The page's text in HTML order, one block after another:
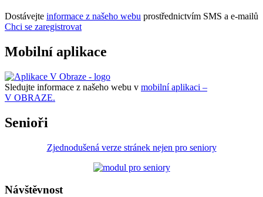
Dostávejte informace z našeho webu prostřednictvím SMS a e-mailů
Chci se zaregistrovat
Mobilní aplikace
Sledujte informace z našeho webu v mobilní aplikaci –
V OBRAZE.
Senioři
Zjednodušená verze stránek nejen pro seniory
Návštěvnost